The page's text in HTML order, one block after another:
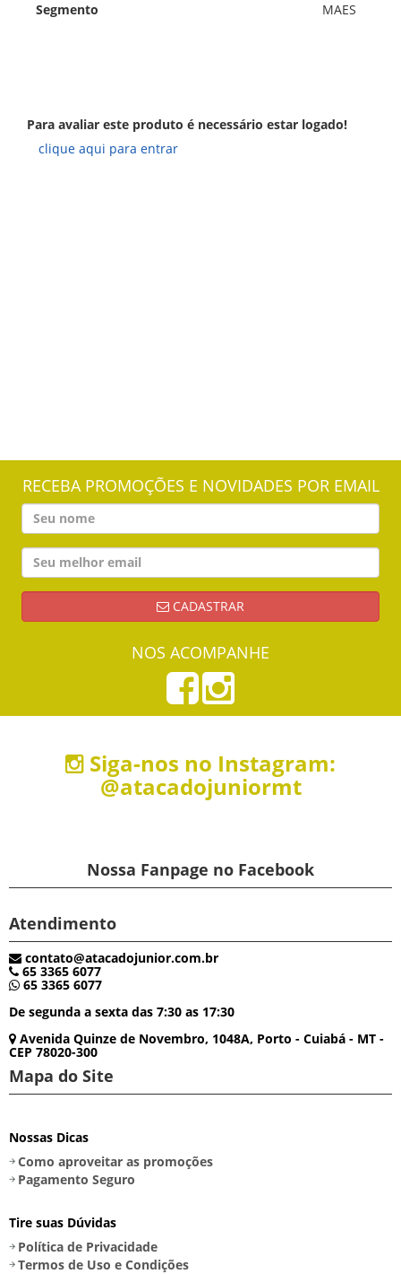
Segmento
MAES
Para avaliar este produto é necessário estar logado!
clique aqui para entrar
RECEBA PROMOÇÕES E NOVIDADES POR EMAIL
CADASTRAR
NOS ACOMPANHE
Siga-nos no Instagram:
@atacadojuniormt
Nossa Fanpage no Facebook
Atendimento
contato@atacadojunior.com.br
65 3365 6077
65 3365 6077
De segunda a sexta das 7:30 as 17:30
Avenida Quinze de Novembro, 1048A, Porto - Cuiabá - MT -
CEP 78020-300
Mapa do Site
Nossas Dicas
Como aproveitar as promoções
Pagamento Seguro
Tire suas Dúvidas
Política de Privacidade
Termos de Uso e Condições